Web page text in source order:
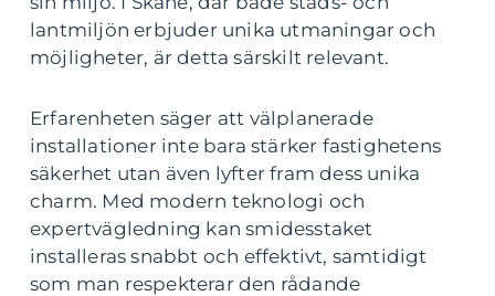
lantmiljön erbjuder unika utmaningar och
möjligheter, är detta särskilt relevant.
Erfarenheten säger att välplanerade
installationer inte bara stärker fastighetens
säkerhet utan även lyfter fram dess unika
charm. Med modern teknologi och
expertvägledning kan smidesstaket
installeras snabbt och effektivt, samtidigt
som man respekterar den rådande